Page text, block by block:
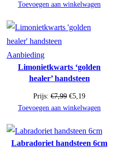
Toevoegen aan winkelwagen
AanbiedingProduct
in
de
uitverkoop
Limonietkwarts ‘golden
healer’ handsteen
Prijs: €7,99 Oorspronkelijke
prijs
€7,99.
€5,19Huidige
prijs
€5,19.
Toevoegen aan winkelwagen
Labradoriet handsteen 6cm